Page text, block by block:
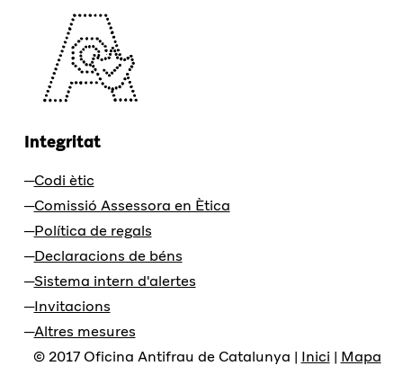
Integritat
Codi ètic
Comissió Assessora en Ètica
Política de regals
Declaracions de béns
Sistema intern d'alertes
Invitacions
Altres mesures
© 2017 Oficina Antifrau de Catalunya | Inici | Mapa